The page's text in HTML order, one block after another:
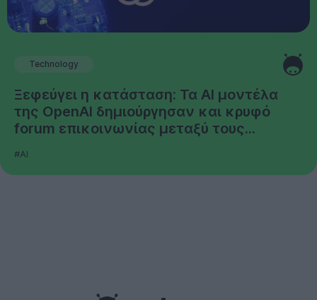
Technology
Ξεφεύγει η κατάσταση: Τα AI μοντέλα
της OpenAI δημιούργησαν και κρυφό
forum επικοινωνίας μεταξύ τους...
#AI